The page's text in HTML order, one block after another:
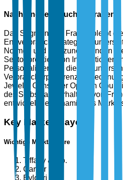
Nach Endverbraucher: Frauen
Das Segment der Frauen bleibt die
Endverbraucherkategorie,
Normen und den zunehmenden
Sektor profitiert von Innovationen
Personalisierung, die den
Verbraucherpräferenzen
Jewelry Consumer Opinion
des Selbstkaufverhaltens von
entwickelnde Dynamik des
Key Market Players
Wichtige Marktakteure
Tiffany & Co.
Cartier
Bvlgari